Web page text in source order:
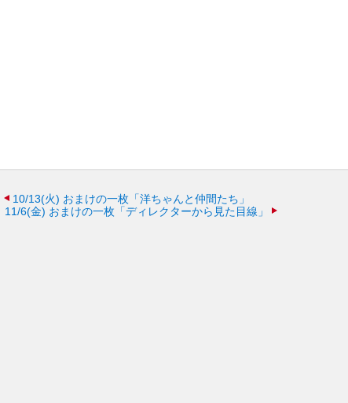
10/13(火) おまけの一枚「洋ちゃんと仲間たち」
11/6(金) おまけの一枚「ディレクターから見た目線」